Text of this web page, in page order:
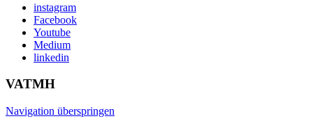
instagram
Facebook
Youtube
Medium
linkedin
VATMH
Navigation überspringen